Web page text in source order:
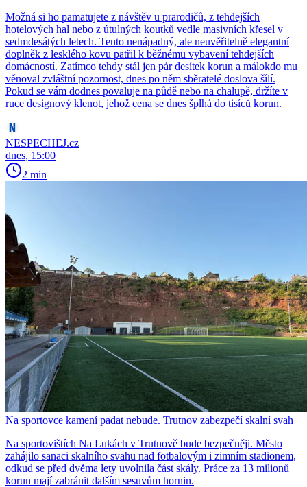
Možná si ho pamatujete z návštěv u prarodičů, z tehdejších
hotelových hal nebo z útulných koutků vedle masivních křesel v
sedmdesátých letech. Tento nenápadný, ale neuvěřitelně elegantní
doplněk z lesklého kovu patřil k běžnému vybavení tehdejších
domácností. Zatímco tehdy stál jen pár desítek korun a málokdo mu
věnoval zvláštní pozornost, dnes po něm sběratelé doslova šílí.
Pokud se vám dodnes povaluje na půdě nebo na chalupě, držíte v
ruce designový klenot, jehož cena se dnes šplhá do tisíců korun.
NESPECHEJ.cz
dnes, 15:00
2 min
Na sportovce kamení padat nebude. Trutnov zabezpečí skalní svah
Na sportovištích Na Lukách v Trutnově bude bezpečněji. Město
zahájilo sanaci skalního svahu nad fotbalovým i zimním stadionem,
odkud se před dvěma lety uvolnila část skály. Práce za 13 milionů
korun mají zabránit dalším sesuvům hornin.